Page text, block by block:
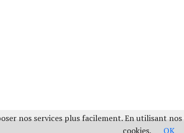
nos services plus facilement. En utilisant
cookies.
OK